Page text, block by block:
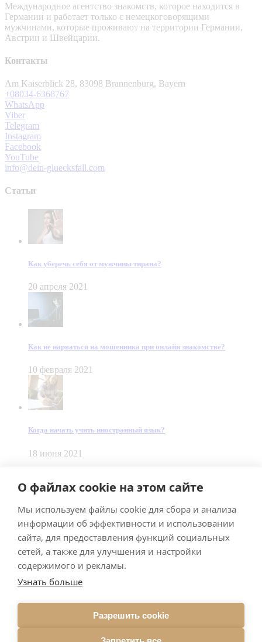
О файлах cookie на этом сайте
Мы используем файлы cookie для сбора и анализа
информации об эффективности и использовании
сайта, для предоставления функций социальных
сетей, а также для улучшения и настройки
содержимого и рекламы.
Узнать больше
Разрешить cookie
Международное агентство знакомств, которое находится в
Германии и работает только с немецкоговорящими
мужчинами, которые проживают на территории Германии,
Австрии и Швейцарии.
Контакты
Am Kaiserblick 28, 83098 Brannenburg, Bayern
+08034-6368767
WhatsApp
Viber
Telegram
Instagram
Facebook
YouTube
info@dein-gluecksfall.com
Статьи
Как уберечь себя от мужчины тирана?
20 апреля 2021
Как не нарваться на мошенника при онлайн знакомстве?
10 февраля 2021
Когда начать учить иностранный язык?
18 июня 2021
Made bySmart Team
ImpressumDatenschutz
Подписывайтесь на меня в Телеграм
Подписаться